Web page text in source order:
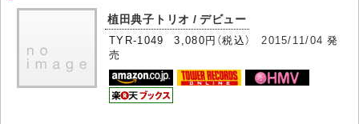
植田典子トリオ / デビュー
TYR-1049 3,080円（税込）2015/11/04 発
売